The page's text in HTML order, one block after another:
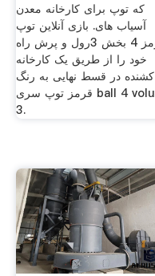
که توپ برای کارخانه معدن
آسیاب های. بازی آنلاین توپ
قرمز 4 بخش 3رول و پرش راه
خود را از طریق یک کارخانه
کشنده در قسط نهایی به رنگ
قرمز توپ سری ball 4 volume
3.